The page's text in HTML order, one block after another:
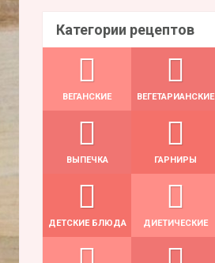
Категории рецептов
ВЕГАНСКИЕ ВЕГЕТАРИАНСКИЕ
ВЫПЕЧКА ГАРНИРЫ
ДЕТСКИЕ БЛЮДА ДИЕТИЧЕСКИЕ